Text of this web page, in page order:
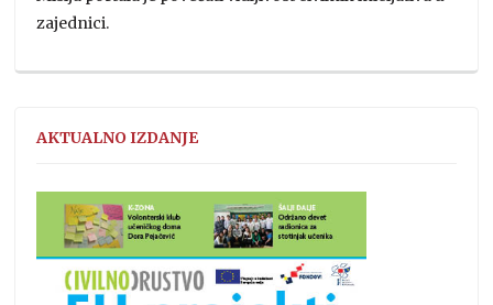
zajednici.
AKTUALNO IZDANJE